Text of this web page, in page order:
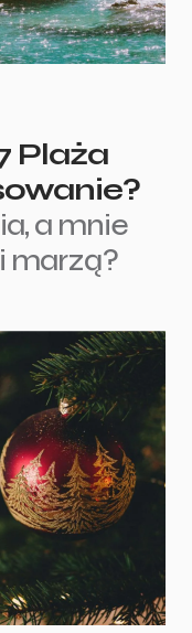
Plaża
a mnie
marzą?